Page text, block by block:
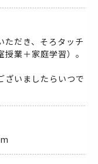
ただき、そろタッチ
業＋家庭学習）。
ざいましたらいつで